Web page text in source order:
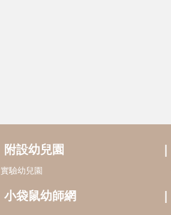
附設幼兒園
實驗幼兒園
小袋鼠幼師網